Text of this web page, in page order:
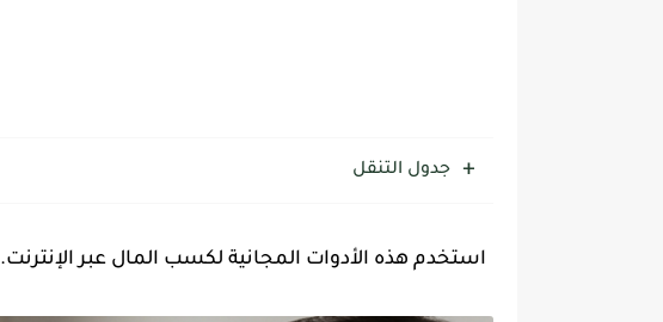
جدول التنقل
استخدم هذه الأدوات المجانية لكسب المال عبر الإنترنت.